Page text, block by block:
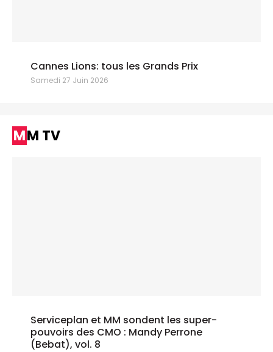
Cannes Lions: tous les Grands Prix
Samedi 27 Juin 2026
MM TV
Serviceplan et MM sondent les super-
pouvoirs des CMO : Mandy Perrone
(Bebat), vol. 8